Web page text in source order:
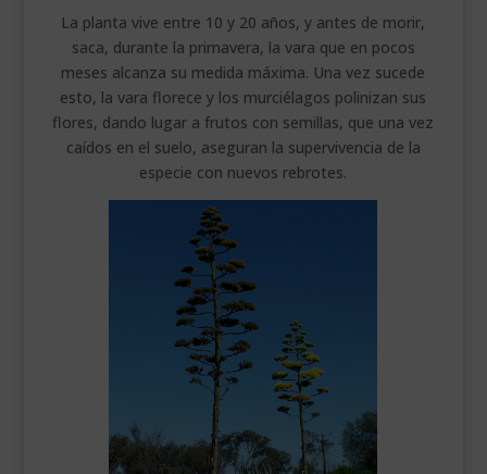
La planta vive entre 10 y 20 años, y antes de morir,
saca, durante la primavera, la vara que en pocos
meses alcanza su medida máxima. Una vez sucede
esto, la vara florece y los murciélagos polinizan sus
flores, dando lugar a frutos con semillas, que una vez
caídos en el suelo, aseguran la supervivencia de la
especie con nuevos rebrotes.